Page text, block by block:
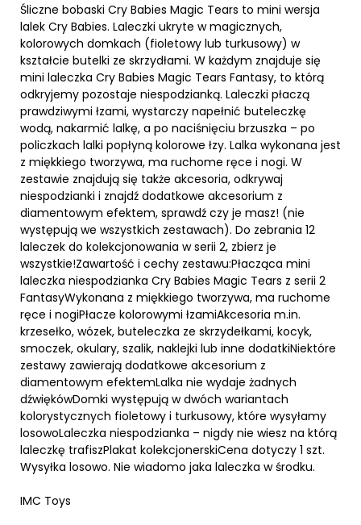
Śliczne bobaski Cry Babies Magic Tears to mini wersja
lalek Cry Babies. Laleczki ukryte w magicznych,
kolorowych domkach (fioletowy lub turkusowy) w
kształcie butelki ze skrzydłami. W każdym znajduje się
mini laleczka Cry Babies Magic Tears Fantasy, to którą
odkryjemy pozostaje niespodzianką. Laleczki płaczą
prawdziwymi łzami, wystarczy napełnić buteleczkę
wodą, nakarmić lalkę, a po naciśnięciu brzuszka – po
policzkach lalki popłyną kolorowe łzy. Lalka wykonana jest
z miękkiego tworzywa, ma ruchome ręce i nogi. W
zestawie znajdują się także akcesoria, odkrywaj
niespodzianki i znajdź dodatkowe akcesorium z
diamentowym efektem, sprawdź czy je masz! (nie
występują we wszystkich zestawach). Do zebrania 12
laleczek do kolekcjonowania w serii 2, zbierz je
wszystkie!Zawartość i cechy zestawu:Płacząca mini
laleczka niespodzianka Cry Babies Magic Tears z serii 2
FantasyWykonana z miękkiego tworzywa, ma ruchome
ręce i nogiPłacze kolorowymi łzamiAkcesoria m.in.
krzesełko, wózek, buteleczka ze skrzydełkami, kocyk,
smoczek, okulary, szalik, naklejki lub inne dodatkiNiektóre
zestawy zawierają dodatkowe akcesorium z
diamentowym efektemLalka nie wydaje żadnych
dźwiękówDomki występują w dwóch wariantach
kolorystycznych fioletowy i turkusowy, które wysyłamy
losowoLaleczka niespodzianka – nigdy nie wiesz na którą
laleczkę trafiszPlakat kolekcjonerskiCena dotyczy 1 szt.
Wysyłka losowo. Nie wiadomo jaka laleczka w środku.
IMC Toys